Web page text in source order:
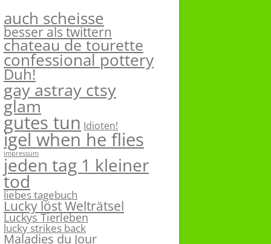
auch scheisse
besser als twittern
chateau de tourette
confessional pottery
Duh!
gay astray ctsy
glam
gutes tun Idioten!
igel when he flies
impressum
jeden tag 1 kleiner
tod
liebes tagebuch
Lucky löst Welträtsel
Luckys Tierleben
lucky strikes back
Maladies du Jour